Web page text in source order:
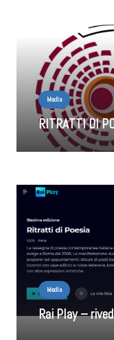
Media
RITRATTI DI
Media
Rai Play –